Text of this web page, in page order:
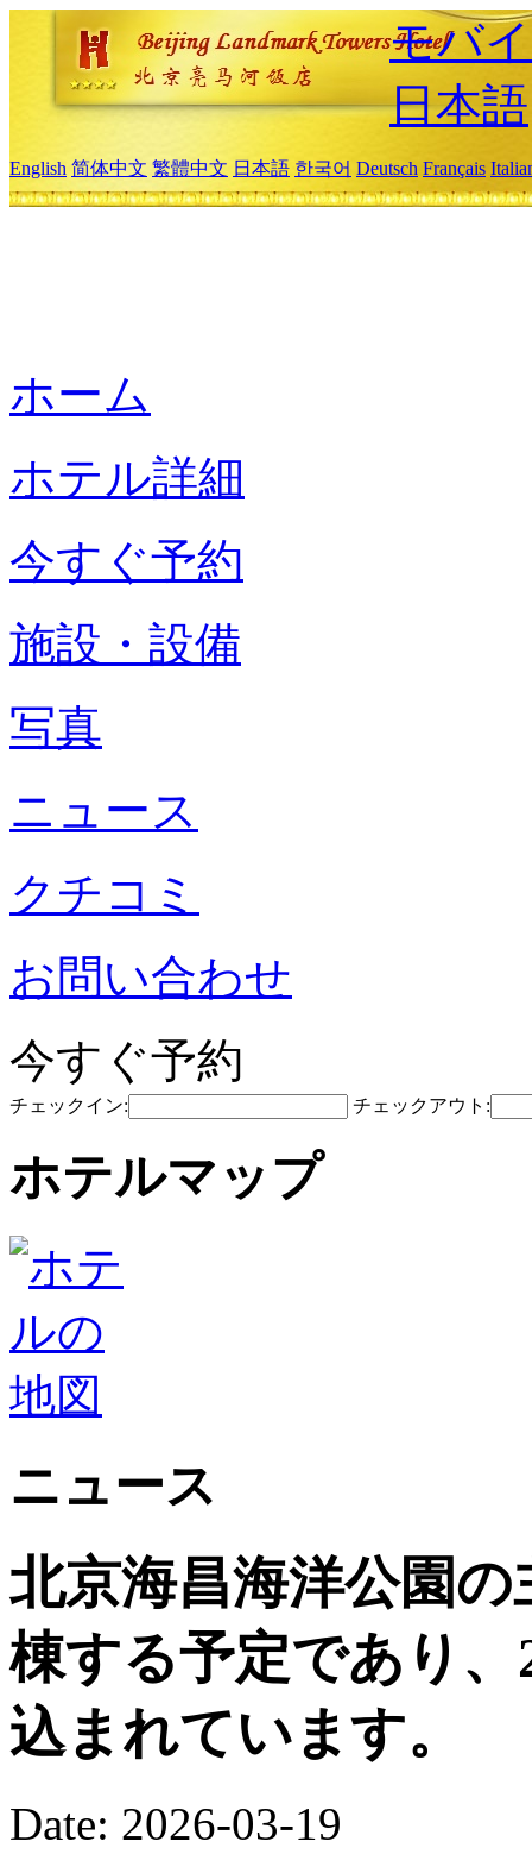
モバ
日本語
English 简体中文 繁體中文 日本語 한국어 Deutsch Français
ホーム
ホテル詳細
今すぐ予約
施設・設備
写真
ニュース
クチコミ
お問い合わせ
今すぐ予約
チェックイン: チェックアウト:
ホテルマップ
ニュース
北京海昌海洋公園
棟する予定であり
込まれています。
Date: 2026-03-19